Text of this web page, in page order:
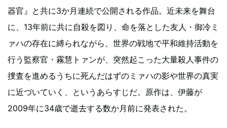
器官』と共に3か月連続で公開される作品。近未来を舞台
に、13年前に共に自殺を図り、命を落とした友人・御冷ミ
ァハの存在に縛られながら、世界の戦地で平和維持活動を
行う監察官・霧慧トァンが、突然起こった大量殺人事件の
捜査を進めるうちに死んだはずのミァハの影や世界の真実
に近づいていく、というあらすじだ。原作は、伊藤が
2009年に34歳で逝去する数か月前に発表された。